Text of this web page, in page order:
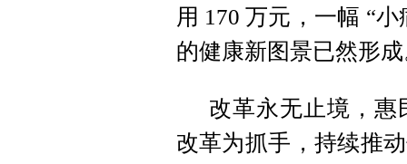
用 170 万元，一幅 “
的健康新图景已然形
改革永无止境，
改革为抓手，持续推